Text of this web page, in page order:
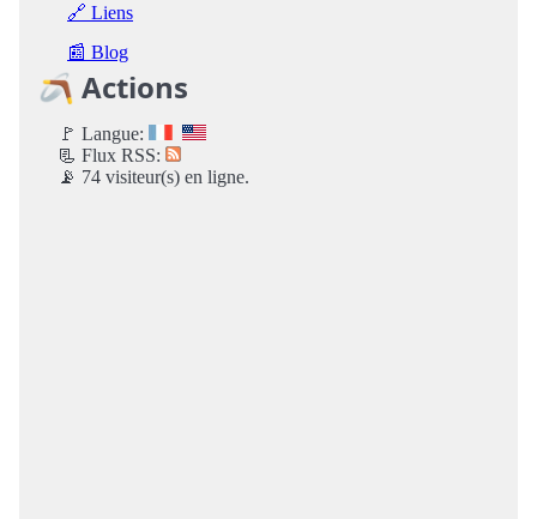
🔗 Liens
📰 Blog
🪃 Actions
🚩 Langue:
📃 Flux RSS:
📡 74 visiteur(s) en ligne.